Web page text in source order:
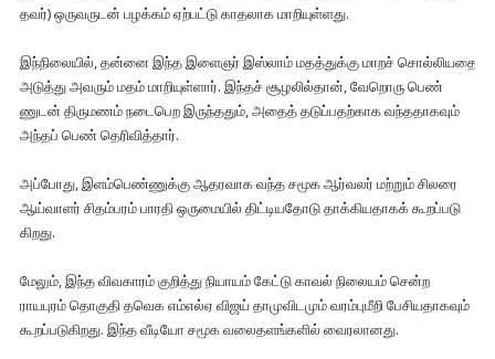
தவர்) ஒரு​வருடன் பழக்​கம் ஏற்​பட்டு காதலாக மாறி​யுள்​ளது.
இந்​நிலை​யில், தன்னை இந்த இளைஞர் இஸ்​லாம் மதத்​துக்கு மாறச் சொல்​லியதை
அடுத்து அவரும் மதம் மாறி​யுள்​ளார். இந்​தச் சூழலில்​தான், வேறொரு பெண்​
ணுடன் திரு​மணம் நடை​பெற இருந்​ததும், அதைத் தடுப்​ப​தற்​காக வந்​த​தாக​வும்
அந்​தப் பெண் தெரி​வித்​தார்.
அப்​போது, இளம்​பெண்​ணுக்கு ஆதர​வாக வந்த சமூக ஆர்​வலர் மற்​றும் சிலரை
ஆய்​வாளர் சிதம்​பரம் பாரதி ஒரு​மை​யில் திட்​டியதோடு தாக்​கிய​தாகக் கூறப்​படு​
கிறது.
மேலும், இந்த விவ​காரம் குறித்து நியா​யம் கேட்டு காவல் நிலை​யம் சென்ற
ராயபுரம் தொகுதி தவெக எம்​எல்ஏ விஜய் தாமு​விட​மும் வரம்​புமீறி பேசி​ய​தாக​வும்
கூறப்​படு​கிறது. இந்த வீடியோ சமூக வலை​தளங்​களில் வைரலானது.